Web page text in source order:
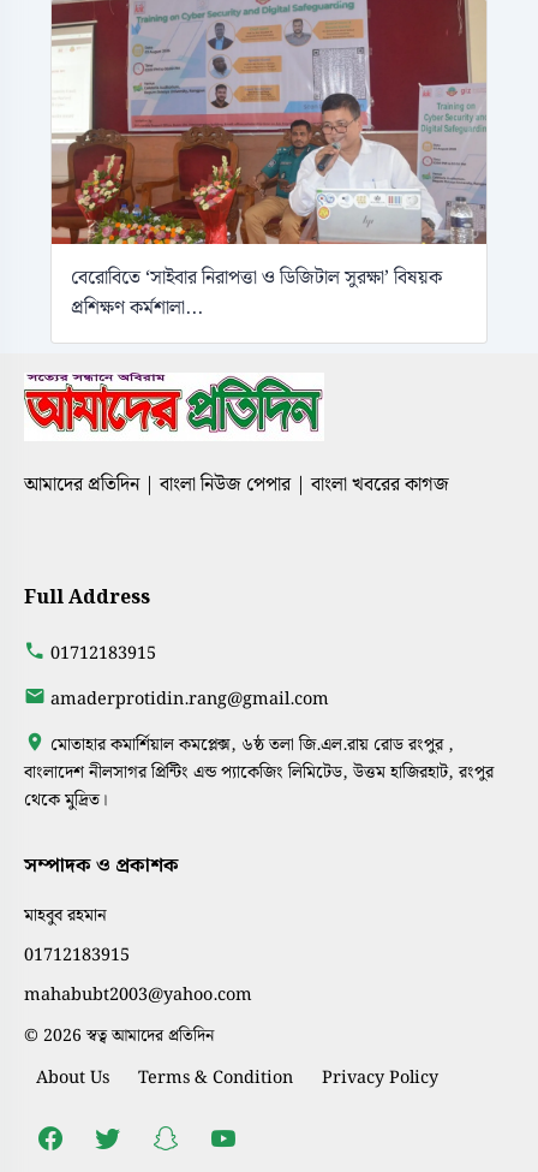
বেরোবিতে ‘সাইবার নিরাপত্তা ও ডিজিটাল সুরক্ষা’ বিষয়ক
প্রশিক্ষণ কর্মশালা...
আমাদের প্রতিদিন | বাংলা নিউজ পেপার | বাংলা খবরের কাগজ
Full Address
01712183915
amaderprotidin.rang@gmail.com
মোতাহার কমার্শিয়াল কমপ্লেক্স, ৬ষ্ঠ তলা জি.এল.রায় রোড রংপুর ,
বাংলাদেশ নীলসাগর প্রিন্টিং এন্ড প্যাকেজিং লিমিটেড, উত্তম হাজিরহাট, রংপুর
থেকে মুদ্রিত।
সম্পাদক ও প্রকাশক
মাহবুব রহমান
01712183915
mahabubt2003@yahoo.com
© 2026 স্বত্ব আমাদের প্রতিদিন
About Us Terms & Condition Privacy Policy